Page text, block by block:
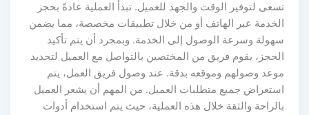
تسعى لتوفير الوقت والجهد للعميل. تبدأ العملية عادةً بحجز
الخدمة عبر الهاتف أو من خلال تطبيقات مخصصة، مما يضمن
سهولة وسرعة الوصول إلى الخدمة. وبمجرد أن يتم تأكيد
الحجز، يقوم فريق من المختصين بالتواصل مع العميل لتحديد
موعد وصولهم وموقعه بدقة. عند وصول فريق العمل، يتم
استعراض جميع متطلبات العميل. من المهم أن يشعر العميل
بالراحة والثقة خلال هذه العملية، حيث يتم استخدام أدوات